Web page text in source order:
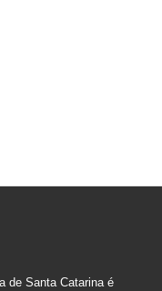
de Santa Catarina é